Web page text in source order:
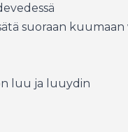
suoraan
luu ja luuydin